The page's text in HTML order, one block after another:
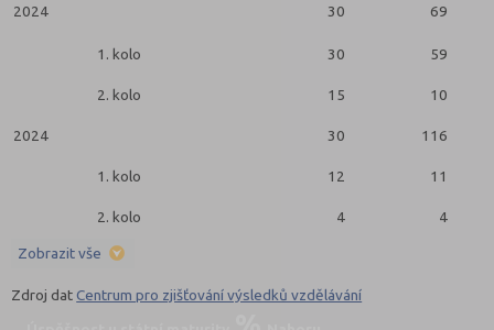
2024 30 69
1. kolo
30 59
2. kolo 15 10
2024 30 116
1. kolo 12 11
2. kolo 4 4
Zobrazit vše
Zdroj datCentrum pro zjišťování výsledků vzdělávání